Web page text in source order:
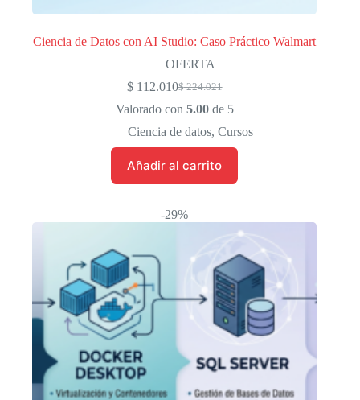
Ciencia de Datos con AI Studio: Caso Práctico Walmart
OFERTA
$224.021
El
precio
era:
$ 224.021.
$112.010El
precio
es:
$ 112.010.
Valorado con 5.00de 5
Ciencia de datos,Cursos
Añadir al carrito
-29%